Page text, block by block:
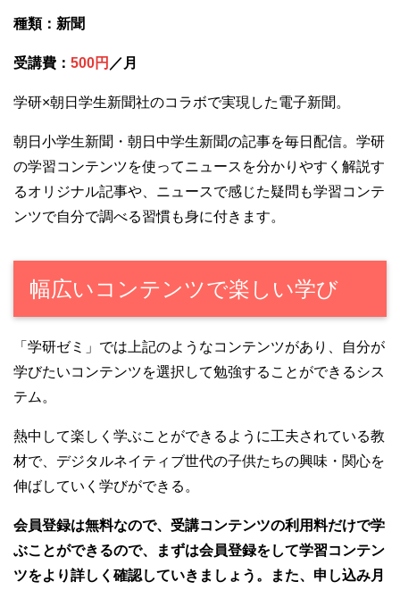
種類：新聞
受講費： 500円 ／月
学研×朝日学生新聞社のコラボで実現した電子新聞。
朝日小学生新聞・朝日中学生新聞の記事を毎日配信。学研
の学習コンテンツを使ってニュースを分かりやすく解説す
るオリジナル記事や、ニュースで感じた疑問も学習コンテ
ンツで自分で調べる習慣も身に付きます。
幅広いコンテンツで楽しい学び
「学研ゼミ」では上記のようなコンテンツがあり、自分が
学びたいコンテンツを選択して勉強することができるシス
テム。
熱中して楽しく学ぶことができるように工夫されている教
材で、デジタルネイティブ世代の子供たちの興味・関心を
伸ばしていく学びができる。
会員登録は無料なので、受講コンテンツの利用料だけで学
ぶことができるので、まずは会員登録をして学習コンテン
ツをより詳しく確認していきましょう。また、申し込み月